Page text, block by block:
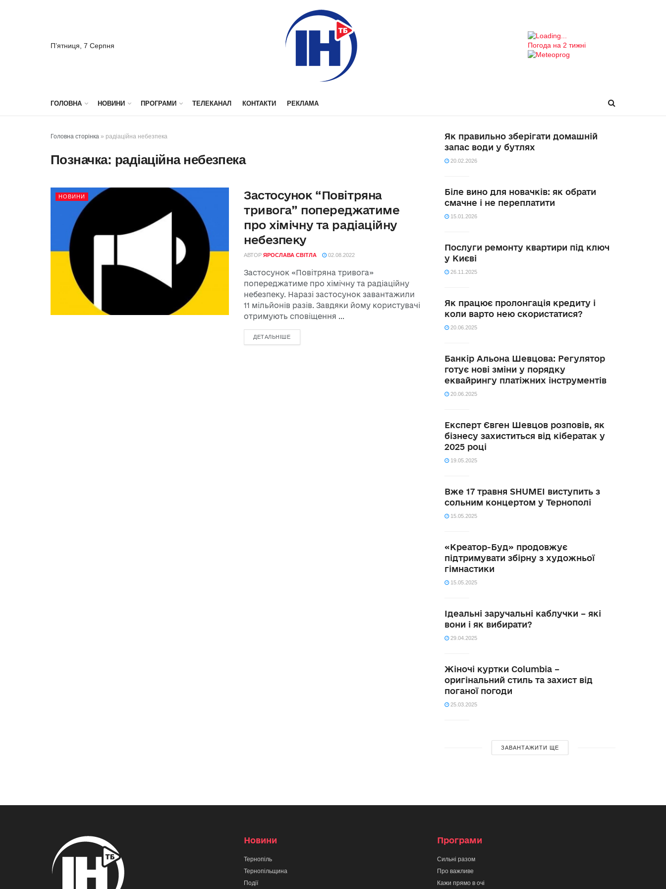
П’ятниця, 7 Серпня Погода на 2 тижні
ГОЛОВНА НОВИНИ ПРОГРАМИ ТЕЛЕКАНАЛ КОНТАКТИ РЕКЛАМА
Головна сторінка » радіаційна небезпека
Позначка: радіаційна небезпека
НОВИНИ
Застосунок “Повітряна
тривога” попереджатиме
про хімічну та радіаційну
небезпеку
АВТОР ЯРОСЛАВА СВІТЛА 02.08.2022
Застосунок «Повітряна тривога»
попереджатиме про хімічну та радіаційну
небезпеку. Наразі застосунок завантажили
11 мільйонів разів. Завдяки йому користувачі
отримують сповіщення ...
ДЕТАЛЬНІШЕ
Як правильно зберігати домашній
запас води у бутлях
20.02.2026
Біле вино для новачків: як обрати
смачне і не переплатити
15.01.2026
Послуги ремонту квартири під ключ
у Києві
26.11.2025
Як працює пролонгація кредиту і
коли варто нею скористатися?
20.06.2025
Банкір Альона Шевцова: Регулятор
готує нові зміни у порядку
еквайрингу платіжних інструментів
20.06.2025
Експерт Євген Шевцов розповів, як
бізнесу захиститься від кібератак у
2025 році
19.05.2025
Вже 17 травня SHUMEI виступить з
сольним концертом у Тернополі
15.05.2025
«Креатор-Буд» продовжує
підтримувати збірну з художньої
гімнастики
15.05.2025
Ідеальні заручальні каблучки – які
вони і як вибирати?
29.04.2025
Жіночі куртки Columbia –
оригінальний стиль та захист від
поганої погоди
25.03.2025
ЗАВАНТАЖИТИ ЩЕ
Новини
Тернопіль
Тернопільщина
Події
Програми
Сильні разом
Про важливе
Кажи прямо в очі